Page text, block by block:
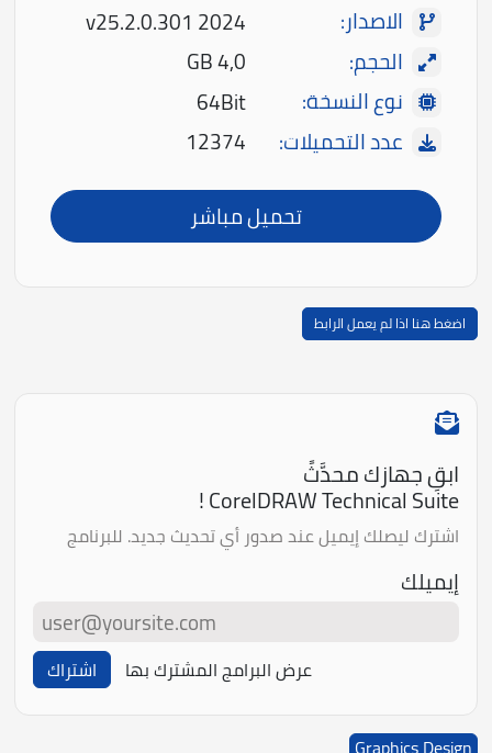
الاصدار:
2024 v25.2.0.301
الحجم:
4,0 GB
نوع النسخة:
64Bit
عدد التحميلات:
12374
تحميل مباشر
اضغط هنا اذا لم يعمل الرابط
ابقِ جهازك محدَّثً
CorelDRAW Technical Suite !
اشترك ليصلك إيميل عند صدور أي تحديث جديد. للبرنامج
إيميلك
عرض البرامج المشترك بها اشتراك